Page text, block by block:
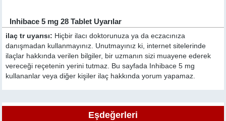
Inhibace 5 mg 28 Tablet Uyarılar
ilaç tr uyarısı: Hiçbir ilacı doktorunuza ya da eczacınıza
danışmadan kullanmayınız. Unutmayınız ki, internet sitelerinde
ilaçlar hakkında verilen bilgiler, bir uzmanın sizi muayene ederek
vereceği reçetenin yerini tutmaz. Bu sayfada Inhibace 5 mg
kullananlar veya diğer kişiler ilaç hakkında yorum yapamaz.
Eşdeğerleri